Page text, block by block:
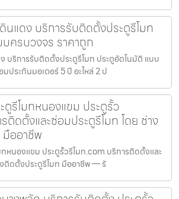
นแดง บริการรับติดตั้งประตูรีโมท
ครบวงจร ราคาถูก
บริการรับติดตั้งประตูรีโมท ประตูอัตโนมัติ แบบ
ประกันมอเตอร์ 5 ปี อะไหล่ 2 ป
ตูรีโมทหนองแขม ประตูรั้ว
ติดตั้งและซ่อมประตูรีโมท โดย ช่าง
ออาชีพ
ทหนองแขม ประตูรั้วรีโมท.com บริการติดตั้งและ
ติดตั้งประตูรีโมท มืออาชีพ — รั